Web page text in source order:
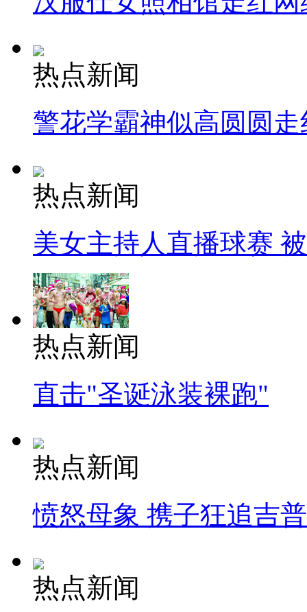
热点新闻
警花学霸神似高圆圆走
热点新闻
美女主持人直播球赛
热点新闻
直击"圣诞泳装裸跑"
热点新闻
愤怒母象 携子狂追吉
热点新闻